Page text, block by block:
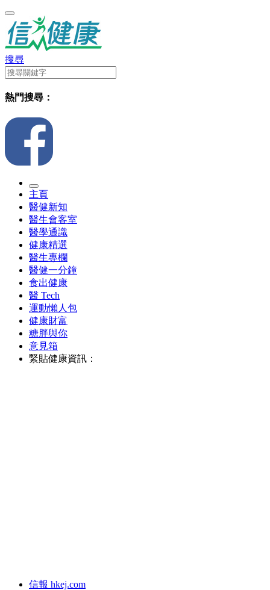
搜尋
熱門搜尋：
主頁
醫健新知
醫生會客室
醫學通識
健康精選
醫生專欄
醫健一分鐘
食出健康
醫 Tech
運動懶人包
健康財富
糖胖與你
意見箱
緊貼健康資訊：
信報 hkej.com